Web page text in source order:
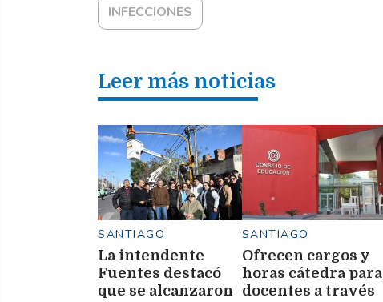
INFECCIONES
Leer más noticias
SANTIAGO
La intendente
Fuentes destacó
que se alcanzaron
SANTIAGO
Ofrecen cargos y
horas cátedra para
docentes a través